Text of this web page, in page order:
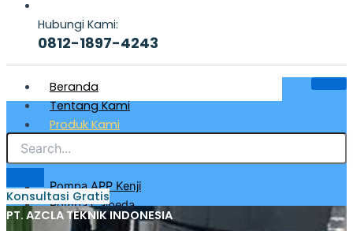
Hubungi Kami:
0812-1897-4243
Beranda
Tentang Kami
Produk Kami
Pompa Air Bersih & Industri
Pompa APP Kenji
Pompa Calpeda
Pompa CRI
Konsultasi Gratis
PT. AZCLA TEKNIK INDONESIA